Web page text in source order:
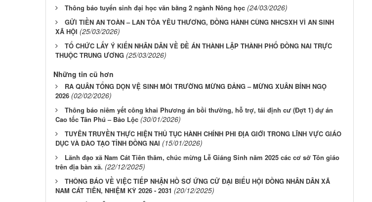
Thông báo tuyển sinh đại học văn bằng 2 ngành Nông học (24/03/2026)
GỬI TIỀN AN TOÀN – LAN TỎA YÊU THƯƠNG, ĐỒNG HÀNH CÙNG NHCSXH VÌ AN SINH
XÃ HỘI (25/03/2026)
TỔ CHỨC LẤY Ý KIẾN NHÂN DÂN VỀ ĐỀ ÁN THÀNH LẬP THÀNH PHỐ ĐỒNG NAI TRỰC
THUỘC TRUNG ƯƠNG (25/03/2026)
Những tin cũ hơn
RA QUÂN TỔNG DỌN VỆ SINH MÔI TRƯỜNG MỪNG ĐẢNG – MỪNG XUÂN BÍNH NGỌ
2026 (02/02/2026)
Thông báo niêm yết công khai Phương án bồi thường, hỗ trợ, tái định cư (Đợt 1) dự án
Cao tốc Tân Phú – Bảo Lộc (30/01/2026)
TUYÊN TRUYỀN THỰC HIỆN THỦ TỤC HÀNH CHÍNH PHI ĐỊA GIỚI TRONG LĨNH VỰC GIÁO
DỤC VÀ ĐÀO TẠO TỈNH ĐỒNG NAI (15/01/2026)
Lãnh đạo xã Nam Cát Tiên thăm, chúc mừng Lễ Giáng Sinh năm 2025 các cơ sở Tôn giáo
trên địa bàn xã. (22/12/2025)
THÔNG BÁO VỀ VIỆC TIẾP NHẬN HỒ SƠ ỨNG CỬ ĐẠI BIỂU HỘI ĐỒNG NHÂN DÂN XÃ
NAM CÁT TIÊN, NHIỆM KỲ 2026 - 2031 (20/12/2025)